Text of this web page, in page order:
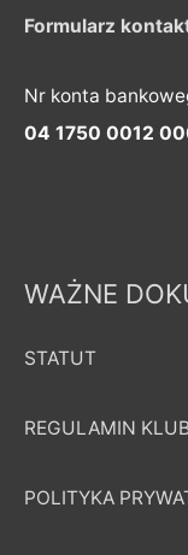
Formularz
Nr konta
04 1750 0012
WAŻNE
STATUT
REGULAMIN
POLITYKA